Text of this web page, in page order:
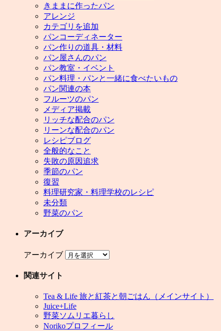
きままに作ったパン
アレンジ
カテゴリを追加
パンコーディネーター
パン作りの道具・材料
パン屋さんのパン
パン教室・イベント
パン料理・パンと一緒に食べたいもの
パン関連の本
フルーツのパン
メディア掲載
リッチな配合のパン
リーンな配合のパン
レシピブログ
全般的なこと
失敗の原因追求
季節のパン
復習
料理研究家・料理学校のレシピ
未分類
野菜のパン
アーカイブ
アーカイブ
関連サイト
Tea & Life 旅と紅茶と朝ごはん（メインサイト）
Juice+Life
野菜ソムリエ暮らし
Norikoプロフィール